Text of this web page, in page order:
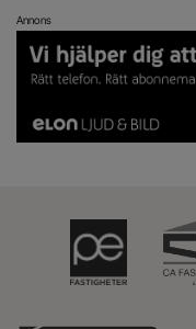
Annons